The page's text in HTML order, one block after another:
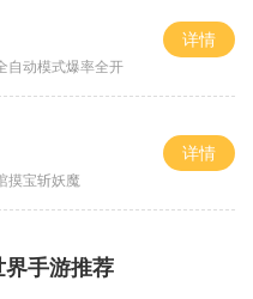
自动模式爆率全开
详情
摸宝斩妖魔
详情
手游推荐